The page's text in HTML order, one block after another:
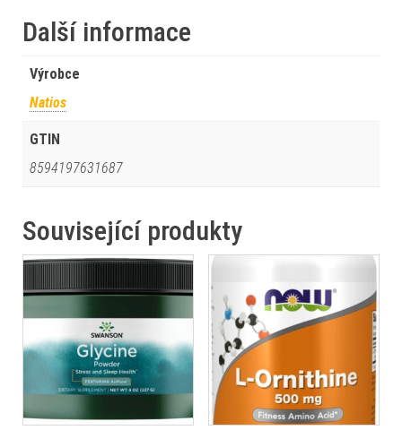
Další informace
Výrobce
Natios
GTIN
8594197631687
Související produkty